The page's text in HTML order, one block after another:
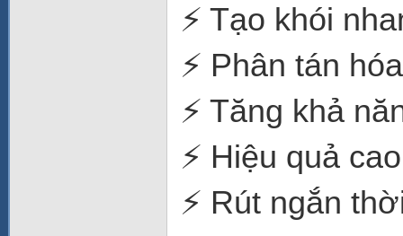
⚡ Tạo khói
⚡ Phân tán
⚡ Tăng khả
⚡ Hiệu quả
⚡ Rút ngắn